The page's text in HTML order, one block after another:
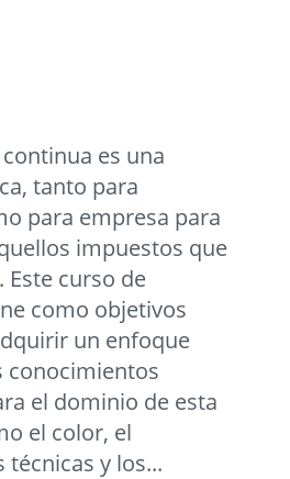
es una
tanto para
para empresa para
impuestos que
Este curso de
como objetivos
un enfoque
conocimientos
el dominio de esta
el color, el
técnicas y los...